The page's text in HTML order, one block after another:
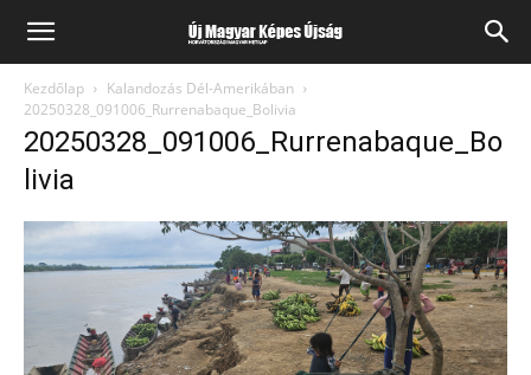
Kezdőlap
Kalandozás Dél-Amerikában
20250328_091006_Rurrenabaque_Bolivia
20250328_091006_Rurrenabaque_Bo
livia